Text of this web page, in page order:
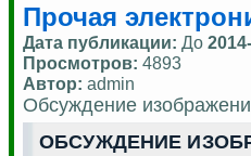
Прочая
Дата публикации: До
Просмотров: 4893
Автор: admin
Обсуждение
ОБСУЖДЕНИЕ